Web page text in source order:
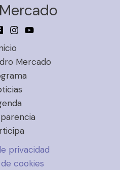
Mercado
privacidad
cookies